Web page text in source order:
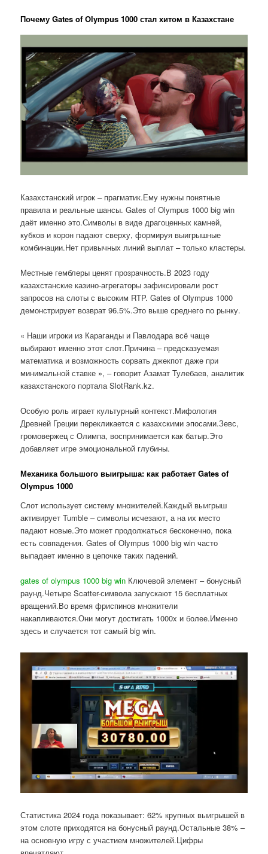
Почему Gates of Olympus 1000 стал хитом в Казахстане
Казахстанский игрок – прагматик.Ему нужны понятные
правила и реальные шансы. Gates of Olympus 1000 big win
даёт именно это.Символы в виде драгоценных камней,
кубков и корон падают сверху, формируя выигрышные
комбинации.Нет привычных линий выплат – только кластеры.
Местные гемблеры ценят прозрачность.В 2023 году
казахстанские казино-агрегаторы зафиксировали рост
запросов на слоты с высоким RTP. Gates of Olympus 1000
демонстрирует возврат 96.5%.Это выше среднего по рынку.
« Наши игроки из Караганды и Павлодара всё чаще
выбирают именно этот слот.Причина – предсказуемая
математика и возможность сорвать джекпот даже при
минимальной ставке », – говорит Азамат Тулебаев, аналитик
казахстанского портала SlotRank.kz.
Особую роль играет культурный контекст.Мифология
Древней Греции перекликается с казахскими эпосами.Зевс,
громовержец с Олимпа, воспринимается как батыр.Это
добавляет игре эмоциональной глубины.
Механика большого выигрыша: как работает Gates of
Olympus 1000
Слот использует систему множителей.Каждый выигрыш
активирует Tumble – символы исчезают, а на их место
падают новые.Это может продолжаться бесконечно, пока
есть совпадения. Gates of Olympus 1000 big win часто
выпадает именно в цепочке таких падений.
gates of olympus 1000 big win Ключевой элемент – бонусный
раунд.Четыре Scatter-символа запускают 15 бесплатных
вращений.Во время фриспинов множители
накапливаются.Они могут достигать 1000x и более.Именно
здесь и случается тот самый big win.
Статистика 2024 года показывает: 62% крупных выигрышей в
этом слоте приходятся на бонусный раунд.Остальные 38% –
на основную игру с участием множителей.Цифры